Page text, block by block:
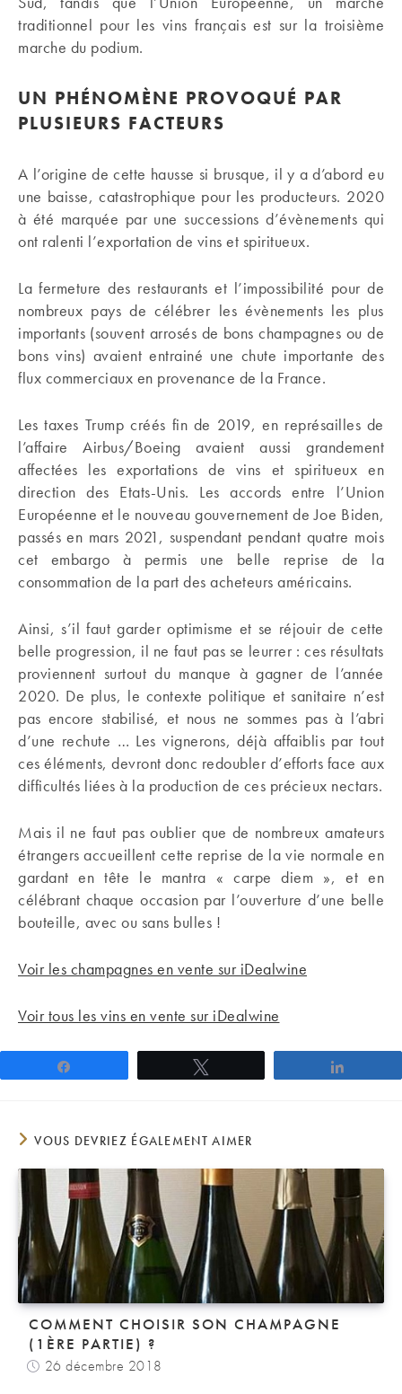
traditionnel pour les vins français est sur la troisième
marche du podium.
UN PHÉNOMÈNE PROVOQUÉ PAR
PLUSIEURS FACTEURS
A l’origine de cette hausse si brusque, il y a d’abord eu
une baisse, catastrophique pour les producteurs. 2020
à été marquée par une successions d’évènements qui
ont ralenti l’exportation de vins et spiritueux.
La fermeture des restaurants et l’impossibilité pour de
nombreux pays de célébrer les évènements les plus
importants (souvent arrosés de bons champagnes ou de
bons vins) avaient entrainé une chute importante des
flux commerciaux en provenance de la France.
Les taxes Trump créés fin de 2019, en représailles de
l’affaire Airbus/Boeing avaient aussi grandement
affectées les exportations de vins et spiritueux en
direction des Etats-Unis. Les accords entre l’Union
Européenne et le nouveau gouvernement de Joe Biden,
passés en mars 2021, suspendant pendant quatre mois
cet embargo à permis une belle reprise de la
consommation de la part des acheteurs américains.
Ainsi, s’il faut garder optimisme et se réjouir de cette
belle progression, il ne faut pas se leurrer : ces résultats
proviennent surtout du manque à gagner de l’année
2020. De plus, le contexte politique et sanitaire n’est
pas encore stabilisé, et nous ne sommes pas à l’abri
d’une rechute … Les vignerons, déjà affaiblis par tout
ces éléments, devront donc redoubler d’efforts face aux
difficultés liées à la production de ces précieux nectars.
Mais il ne faut pas oublier que de nombreux amateurs
étrangers accueillent cette reprise de la vie normale en
gardant en tête le mantra « carpe diem », et en
célébrant chaque occasion par l’ouverture d’une belle
bouteille, avec ou sans bulles !
Voir les champagnes en vente sur iDealwine
Voir tous les vins en vente sur iDealwine
VOUS DEVRIEZ ÉGALEMENT AIMER
COMMENT CHOISIR SON CHAMPAGNE
(1ÈRE PARTIE) ?
26 décembre 2018